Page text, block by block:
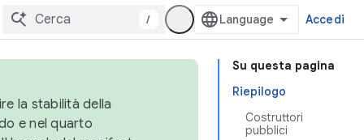
/ Accedi
Su questa pagina
Riepilogo
Costruttori
pubblici
la stabilità della
e nel quarto